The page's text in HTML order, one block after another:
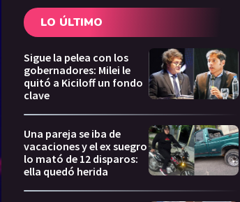
LO ÚLTIMO
Sigue la pelea con los
gobernadores: Milei le
quitó a Kiciloff un fondo
clave
Una pareja se iba de
vacaciones y el ex suegro
lo mató de 12 disparos:
ella quedó herida